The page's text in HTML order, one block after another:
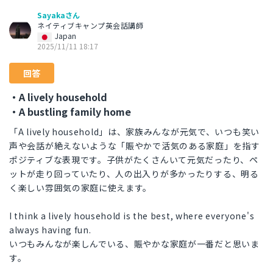
Sayakaさん
ネイティブキャンプ英会話講師
Japan
2025/11/11 18:17
回答
・A lively household
・A bustling family home
「A lively household」は、家族みんなが元気で、いつも笑い
声や会話が絶えないような「賑やかで活気のある家庭」を指す
ポジティブな表現です。子供がたくさんいて元気だったり、ペ
ットが走り回っていたり、人の出入りが多かったりする、明る
く楽しい雰囲気の家庭に使えます。
I think a lively household is the best, where everyone's
always having fun.
いつもみんなが楽しんでいる、賑やかな家庭が一番だと思いま
す。